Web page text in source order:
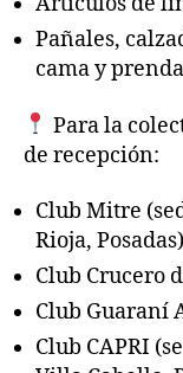
Pañales,
cama y
Para la
de recepción:
Club Mitre
Rioja, Posadas)
Club Crucero
Club Guaraní
Club CAPRI